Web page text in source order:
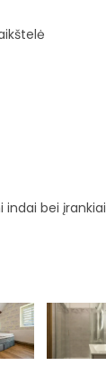
bei įrankiai